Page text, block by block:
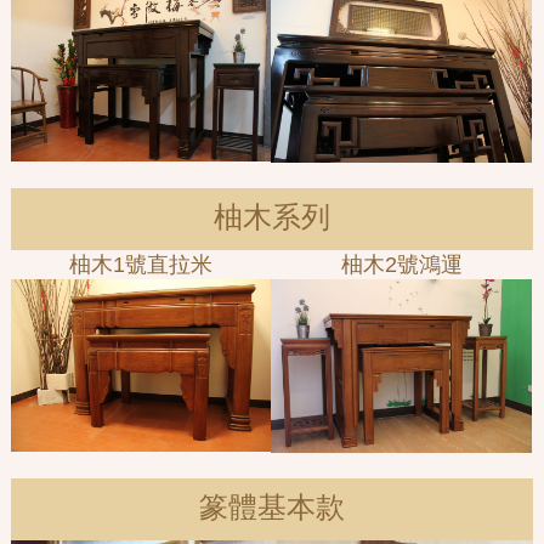
柚木系列
柚木1號直拉米 柚木2號鴻運
篆體基本款